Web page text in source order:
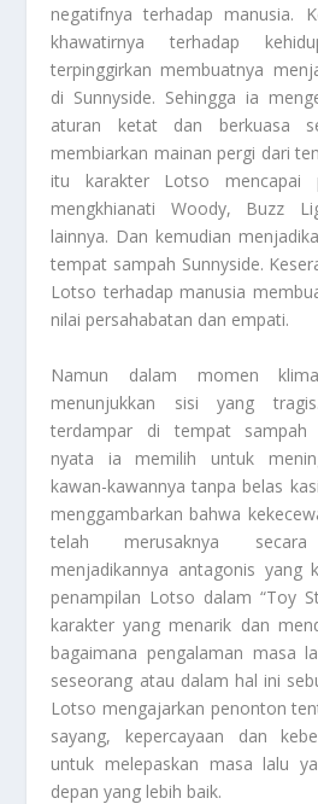
negatifnya terhadap manusia.
khawatirnya terhadap
terpinggirkan membuatnya
di Sunnyside. Sehingga ia
aturan ketat dan berkuasa
membiarkan mainan pergi dari
itu karakter Lotso mencapai
mengkhianati Woody, Buzz
lainnya. Dan kemudian
tempat sampah Sunnyside.
Lotso terhadap manusia
nilai persahabatan dan empati.
Namun dalam momen
menunjukkan sisi yang
terdampar di tempat sampah
nyata ia memilih untuk
kawan-kawannya tanpa belas
menggambarkan bahwa
telah merusaknya
menjadikannya antagonis yang
penampilan Lotso dalam “Toy
karakter yang menarik dan
bagaimana pengalaman masa
seseorang atau dalam hal ini
Lotso mengajarkan penonton
sayang, kepercayaan dan
untuk melepaskan masa lalu
depan yang lebih baik.